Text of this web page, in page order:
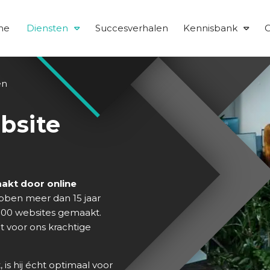
Diensten Succesverhalen Kennisbank
door online
meer dan 15 jaar
websites gemaakt.
voor ons krachtige
is hij écht optimaal voor